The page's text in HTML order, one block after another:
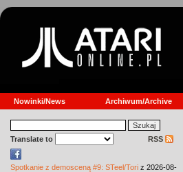
Nowinki/News Archiwum/Archive
Translate to RSS
Spotkanie z demosceną #9: STeel/Tori z 2026-08-